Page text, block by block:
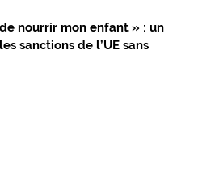
nourrir mon enfant » : un
sanctions de l’UE sans